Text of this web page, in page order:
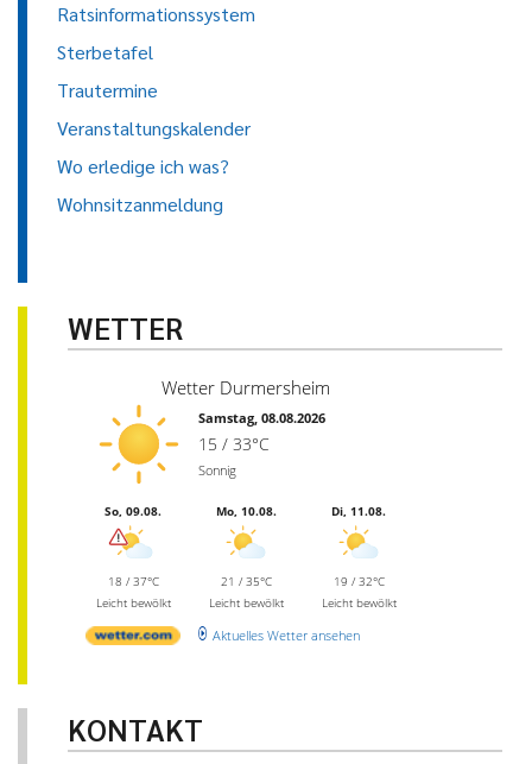
Ratsinformationssystem
Sterbetafel
Trautermine
Veranstaltungskalender
Wo erledige ich was?
Wohnsitzanmeldung
WETTER
Wetter Durmersheim
Samstag, 08.08.2026
15 / 33°C
Sonnig
So, 09.08.
18 / 37°C
Leicht bewölkt
Mo, 10.08.
21 / 35°C
Leicht bewölkt
Di, 11.08.
19 / 32°C
Leicht bewölkt
Aktuelles Wetter ansehen
KONTAKT